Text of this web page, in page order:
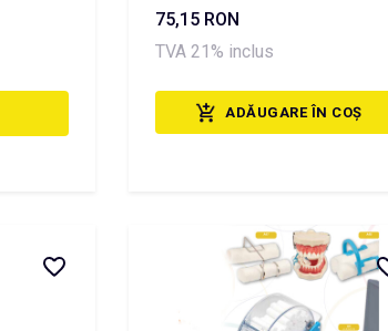
75,15 RON
TVA 21% inclus
ADĂUGARE ÎN COȘ